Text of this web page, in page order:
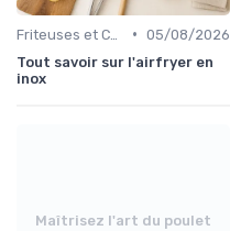
• 05/08/2026
Tout savoir sur l'airfryer en
inox
Maîtrisez l'art du poulet